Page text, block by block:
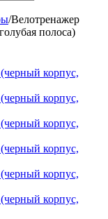
/Велотренажер
полоса)